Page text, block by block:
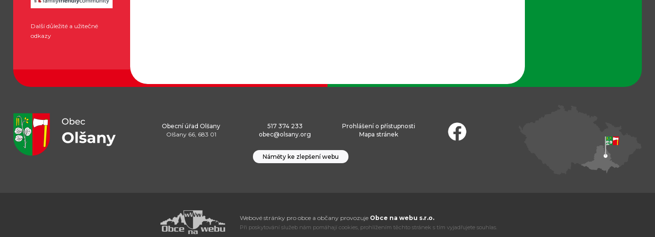
Další důležité a užitečné
odkazy
Obecní úřad Olšany
Olšany 66, 683 01
517 374 233
obec@olsany.org
Prohlášení o přístupnosti
Mapa stránek
Náměty ke zlepšení webu
Webové stránky pro obce a občany provozuje Obce na webu s.r.o.
Při poskytování služeb nám pomáhají cookies, prohlížením těchto stránek s tím vyjadřujete souhlas.